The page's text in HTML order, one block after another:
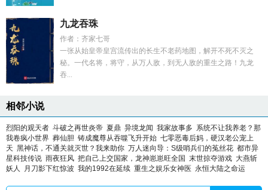
九龙吞珠
作者：齐家七哥
一张从始皇帝皇宫流传出的长生不老药地图，解开不死不灭之
秘。一代名将，将守，从万人敌，到无人敌的重生之路！九龙
吞...
相邻小说
烈阳的观天者 斗破之再世炎帝 夏鼎 异境龙闻 我家故事多 系统不让我养老？那
我卷疯小世界 葬仙胆 铸成魔尊从吞噬飞升开始 七零恶毒后妈，硬汉老公宠上
天 黑神话，不通关就灭世？我来助你 万人迷向导：S级哨兵们的菟丝花 都市异
星科技传说 雨夜狂风 把自己上交国家，龙神崽崽旺全国 末世掠夺游戏 大燕斩
妖人
月刀影下红惊波 我的1992在延续 重生之娱乐女神医 永恒大陆之命运